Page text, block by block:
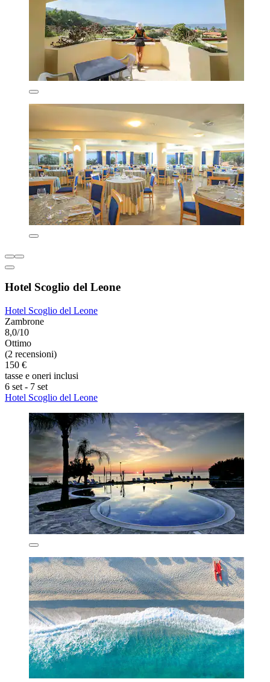
Hotel Scoglio del Leone
Hotel Scoglio del Leone
Zambrone
8,0/10
Ottimo
(2 recensioni)
150 €
tasse e oneri inclusi
6 set - 7 set
Hotel Scoglio del Leone